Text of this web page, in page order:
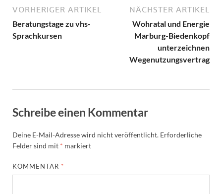
VORHERIGER ARTIKEL
Beratungstage zu vhs-
Sprachkursen
NÄCHSTER ARTIKEL
Wohratal und Energie
Marburg-Biedenkopf
unterzeichnen
Wegenutzungsvertrag
Schreibe einen Kommentar
Deine E-Mail-Adresse wird nicht veröffentlicht. Erforderliche
Felder sind mit * markiert
KOMMENTAR *